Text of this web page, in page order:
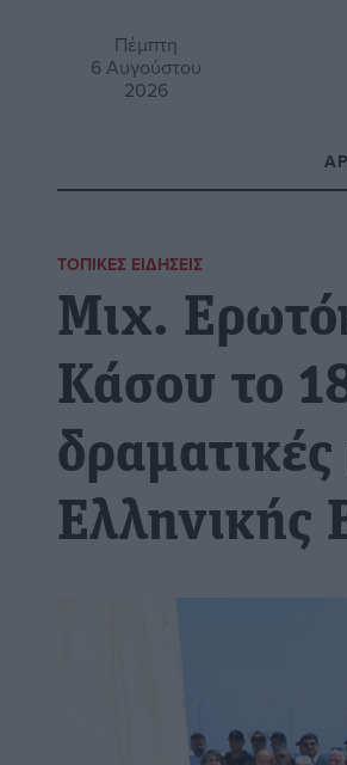
Πέμπτη
6 Αυγούστου
2026
ΤΟΠΙΚΈΣ ΕΙΔΉΣΕΙΣ
Μιχ.
Κάσου το
Ελληνικής